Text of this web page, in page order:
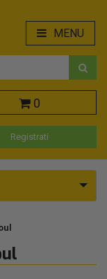
MENU
0
Registrati